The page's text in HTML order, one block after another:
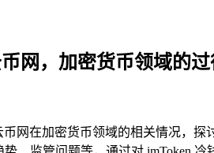
网，加密货币领域的
币网在加密货币领域的相关情况